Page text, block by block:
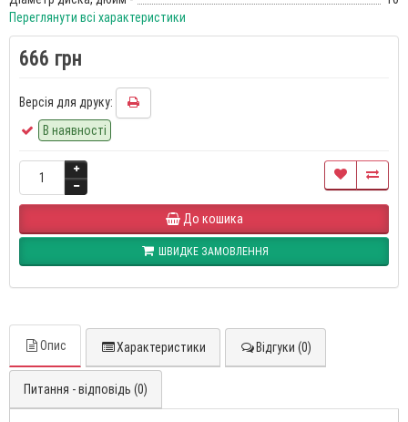
Переглянути всі характеристики
666 грн
Версія для друку:
В наявності
До кошика
ШВИДКЕ ЗАМОВЛЕННЯ
Опис Характеристики Відгуки (0)
Питання - відповідь (0)